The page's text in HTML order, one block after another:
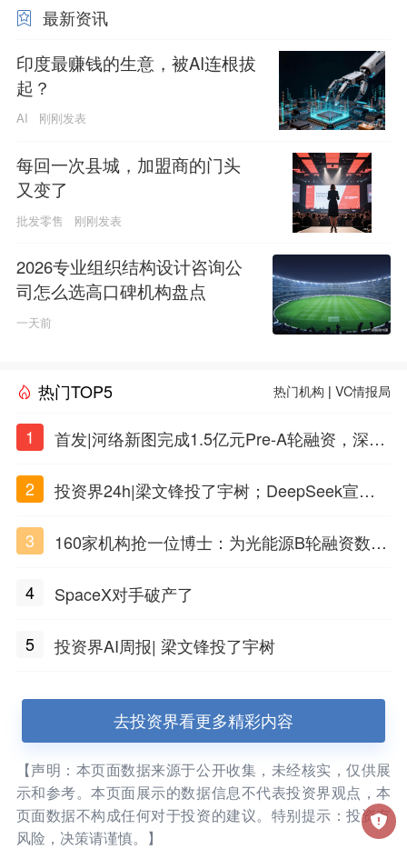
最新资讯
印度最赚钱的生意，被AI连根拔
起？
AI 刚刚发表
每回一次县城，加盟商的门头
又变了
批发零售 刚刚发表
2026专业组织结构设计咨询公
司怎么选高口碑机构盘点
一天前
热门TOP5 热门机构 |VC情报局
1
首发|河络新图完成1.5亿元Pre-A轮融资，深耕i
2
投资界24h|梁文锋投了宇树；DeepSeek宣布
3
160家机构抢一位博士：为光能源B轮融资数亿
4
SpaceX对手破产了
5 投资界AI周报| 梁文锋投了宇树
去投资界看更多精彩内容
【声明：本页面数据来源于公开收集，未经核实，仅供展
示和参考。本页面展示的数据信息不代表投资界观点，本
页面数据不构成任何对于投资的建议。特别提示：投资有
风险，决策请谨慎。】